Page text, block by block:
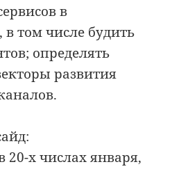
в
в том числе будить
определять
развития
20-х числах января,